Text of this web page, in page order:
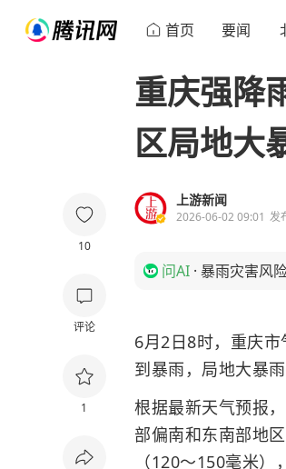
首页 要闻
10
评论
1
重庆强降
区局地大
上游新闻
2026-06-02 09:01 发
问AI · 暴雨灾害风
6月2日8时，重庆
到暴雨，局地大暴雨
根据最新天气预报
部偏南和东南部地
（120～150毫米